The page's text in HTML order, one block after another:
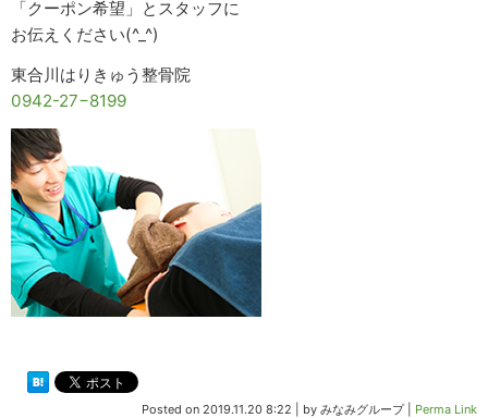
「クーポン希望」とスタッフに
お伝えください(^_^)
東合川はりきゅう整骨院
0942-27−8199
Posted on 2019.11.20 8:22 by みなみグループ| Perma Link